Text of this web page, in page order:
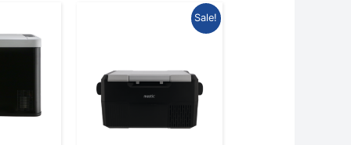
Sale!
Ursprünglicher
Aktueller
Preis
ist: